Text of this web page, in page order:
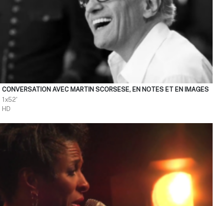
CONVERSATION AVEC MARTIN SCORSESE, EN NOTES ET EN IMAGES
1x52'
HD